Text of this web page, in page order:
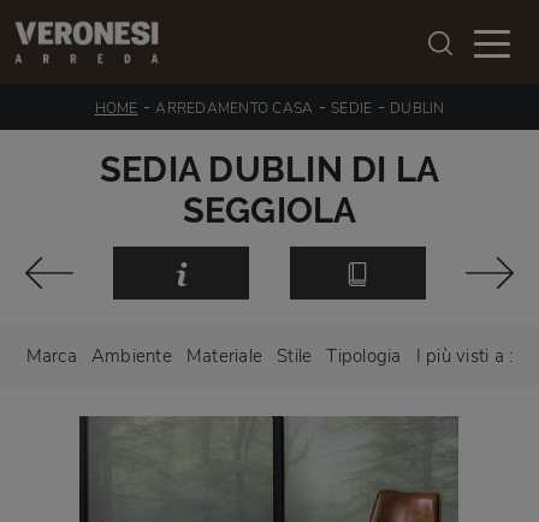
HOME -ARREDAMENTO CASA - SEDIE - DUBLIN
SEDIA DUBLIN DI LA
SEGGIOLA
Marca Ambiente Materiale Stile Tipologia I più visti a :